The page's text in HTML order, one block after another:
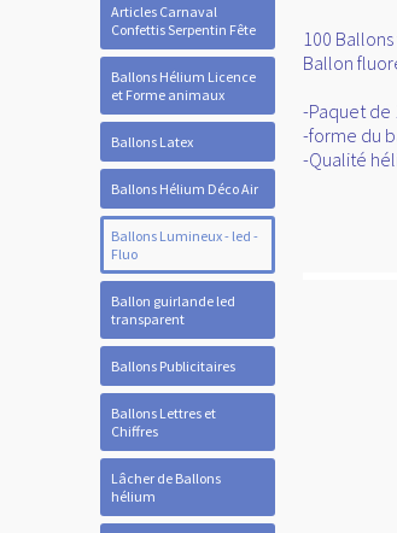
Articles Carnaval
Confettis Serpentin Fête
Ballons Hélium Licence
et Forme animaux
Ballons Latex
Ballons Hélium Déco Air
Ballons Lumineux - led -
Fluo
Ballon guirlande led
transparent
Ballons Publicitaires
Ballons Lettres et
Chiffres
Lâcher de Ballons
hélium
100
Ballon
-Paquet de
-forme du
-Qualité